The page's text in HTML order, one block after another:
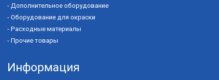
- Дополнительное оборудование
- Оборудование для окраски
- Расходные материалы
- Прочие товары
Информация